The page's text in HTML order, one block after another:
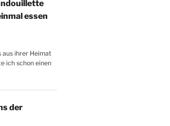
essen
aus ihrer Heimat
ich schon einen
der